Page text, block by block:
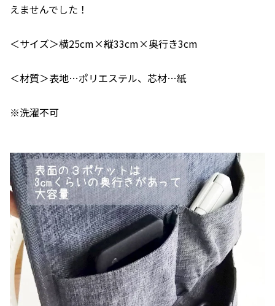
えませんでした！
＜サイズ＞横25cm×縦33cm×奥行き3cm
＜材質＞表地…ポリエステル、芯材…紙
※洗濯不可